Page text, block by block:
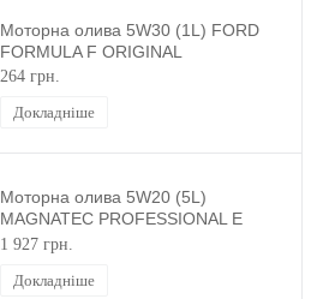
Моторна олива 5W30 (1L) FORD
FORMULA F ORIGINAL
264 грн.
Докладніше
Моторна олива 5W20 (5L)
MAGNATEC PROFESSIONAL E
CASTROL
1 927 грн.
Докладніше